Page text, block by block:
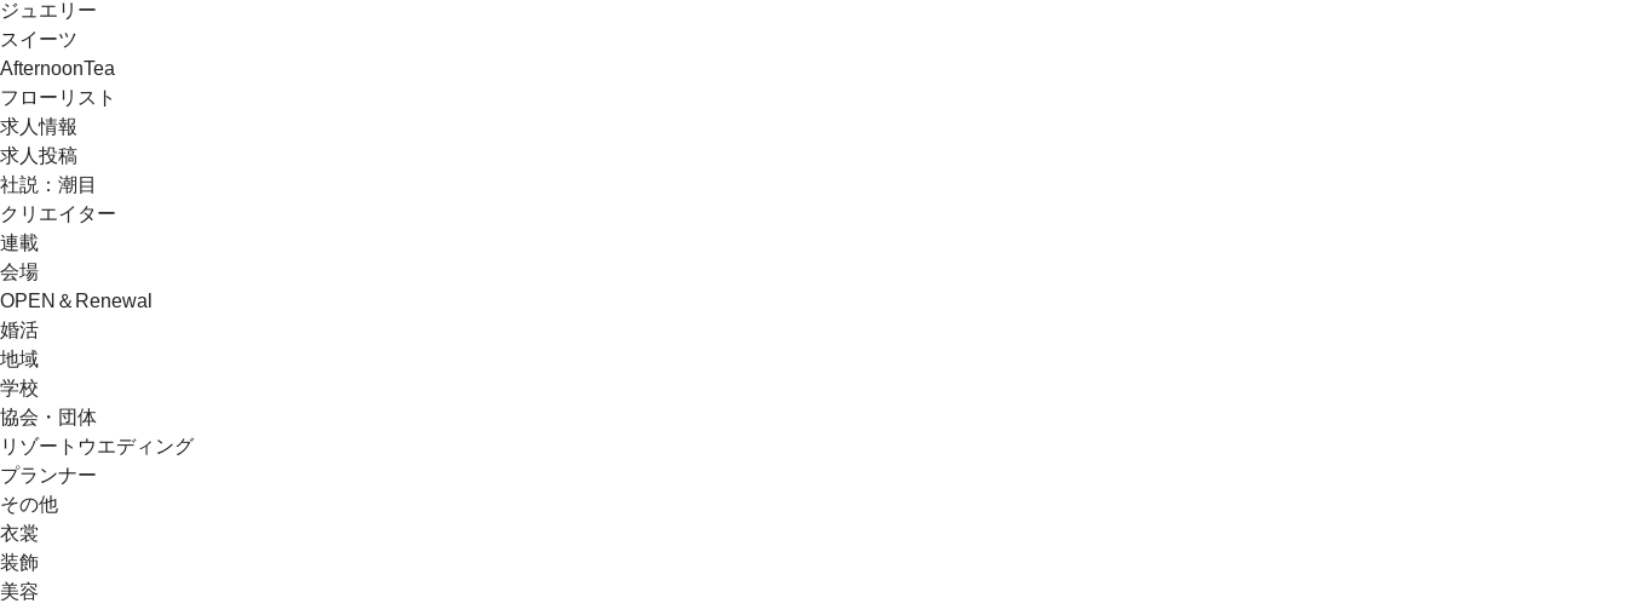
ジュエリー
スイーツ
AfternoonTea
フローリスト
求人情報
求人投稿
社説：潮目
クリエイター
連載
会場
OPEN＆Renewal
婚活
地域
学校
協会・団体
リゾートウエディング
プランナー
その他
衣裳
装飾
美容